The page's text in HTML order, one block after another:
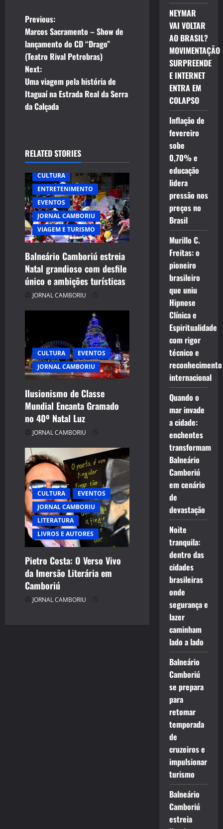
P
o
s
t
n
v
i
g
a
t
i
o
n
Previous:
Marcos Sacramento – Show de
lançamento do CD “Drago”
(Teatro Rival Petrobras)
Next:
Uma viagem pela história de
Itaguaí na Estrada Real da Serra
da Calçada
RELATED STORIES
CULTURA
ENTRETENIMENTO
EVENTOS
JORNAL CAMBORIU
VIAGEM E TURISMO
Balneário Camboriú estreia
Natal grandioso com desfile
único e ambições turísticas
JORNAL CAMBORIU
CULTURA
EVENTOS
JORNAL CAMBORIU
Ilusionismo de Classe
Mundial Encanta Gramado
no 40º Natal Luz
JORNAL CAMBORIU
CULTURA
EVENTOS
JORNAL CAMBORIU
LITERATURA
LIVROS E AUTORES
Pietro Costa: O Verso Vivo
da Imersão Literária em
Camboriú
JORNAL CAMBORIU
NEYMAR
VAI VOLTAR
AO BRASIL?
MOVIMENTAÇÃO
SURPREENDE
E INTERNET
ENTRA EM
COLAPSO
Inflação de
fevereiro
sobe
0,70% e
educação
lidera
pressão nos
preços no
Brasil
Murillo C.
Freitas: o
pioneiro
brasileiro
que uniu
Hipnose
Clínica e
Espiritualidade
com rigor
técnico e
reconhecimento
internacional
Quando o
mar invade
a cidade:
enchentes
transformam
Balneário
Camboriú
em cenário
de
devastação
Noite
tranquila:
dentro das
cidades
brasileiras
onde
segurança e
lazer
caminham
lado a lado
Balneário
Camboriú
se prepara
para
retomar
temporada
de
cruzeiros e
impulsionar
turismo
Balneário
Camboriú
estreia